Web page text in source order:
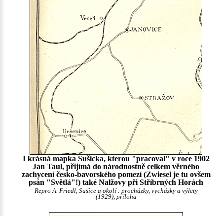
I krásná mapka Sušicka, kterou "pracoval" v roce 1902
Jan Taul, přijímá do národnostně celkem věrného
zachycení česko-bavorského pomezí (Zwiesel je tu ovšem
psán "Světlá"!) také Nalžovy při Stříbrných Horách
Repro A. Friedl, Sušice a okolí : procházky, vycházky a výlety
(1929), příloha